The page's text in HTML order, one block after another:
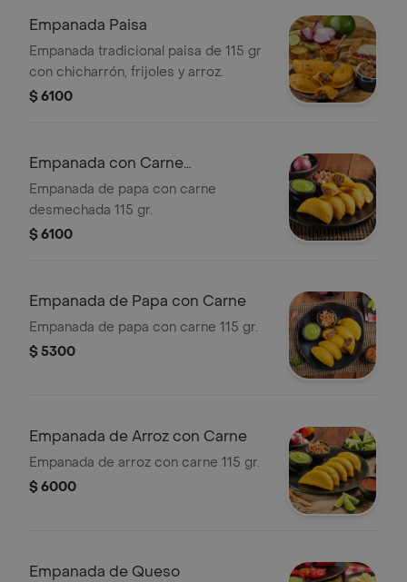
Empanada Paisa
Empanada tradicional paisa de 115 gr
con chicharrón, frijoles y arroz.
$ 6100
Empanada con Carne
Desmechada
Empanada de papa con carne
desmechada 115 gr.
$ 6100
Empanada de Papa con Carne
Empanada de papa con carne 115 gr.
$ 5300
Empanada de Arroz con Carne
Empanada de arroz con carne 115 gr.
$ 6000
Empanada de Queso